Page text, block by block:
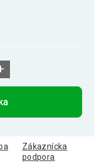
Zákaznícka
podpora